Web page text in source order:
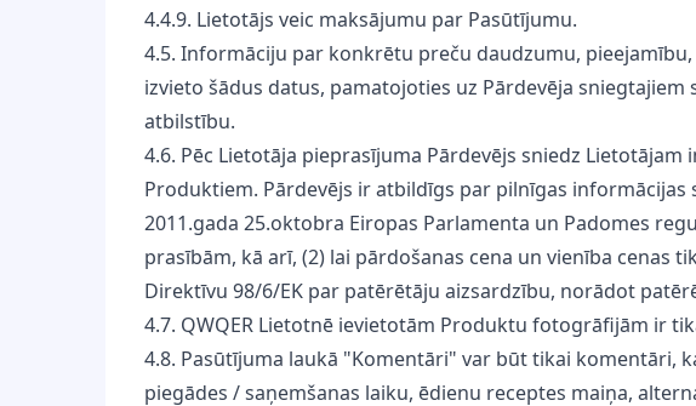
4.4.9. Lietotājs veic maksājumu par Pasūtījumu.
4.5. Informāciju par konkrētu preču daudzumu,
izvieto šādus datus, pamatojoties uz Pārdevēja
atbilstību.
4.6. Pēc Lietotāja pieprasījuma Pārdevējs sniedz
Produktiem. Pārdevējs ir atbildīgs par pilnīgas
2011.gada 25.oktobra Eiropas Parlamenta un Padomes
prasībām, kā arī, (2) lai pārdošanas cena un vienība cenas
Direktīvu 98/6/EK par patērētāju aizsardzību, norādot
4.7. QWQER Lietotnē ievietotām Produktu fotogrāfijām ir
4.8. Pasūtījuma laukā "Komentāri" var būt tikai komentāri,
piegādes / saņemšanas laiku, ēdienu receptes maiņa,